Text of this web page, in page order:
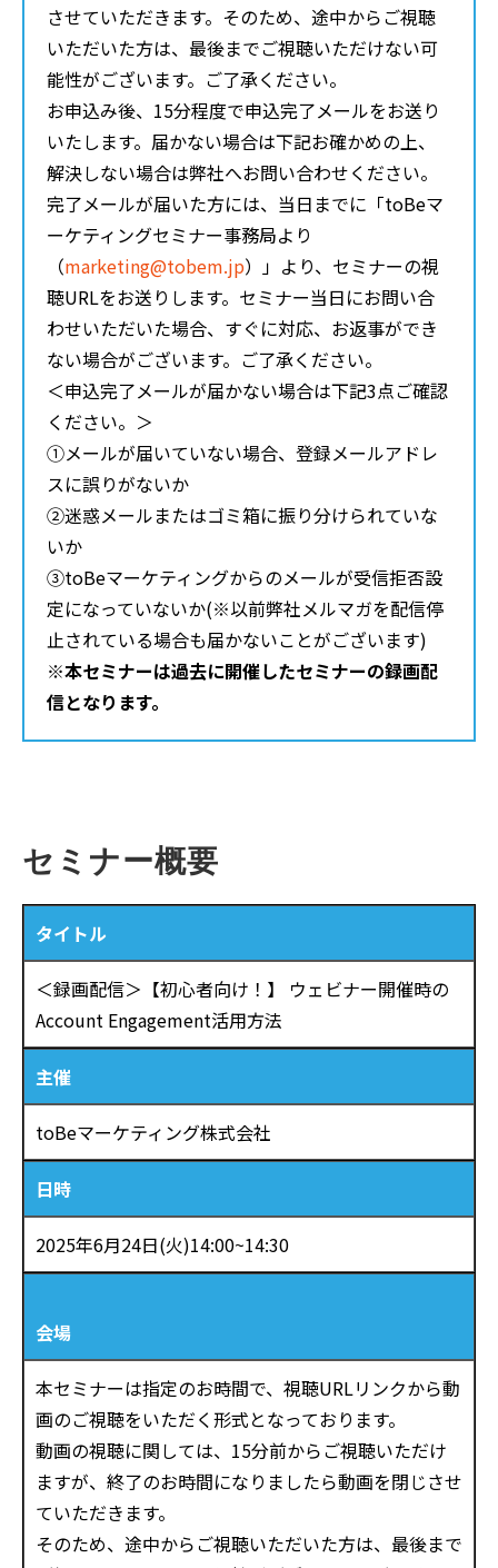
させていただきます。そのため、途中からご視聴
いただいた方は、最後までご視聴いただけない可
能性がございます。ご了承ください。
お申込み後、15分程度で申込完了メールをお送り
いたします。届かない場合は下記お確かめの上、
解決しない場合は弊社へお問い合わせください。
完了メールが届いた方には、当日までに「toBeマ
ーケティングセミナー事務局より
（marketing@tobem.jp）」より、セミナーの視
聴URLをお送りします。セミナー当日にお問い合
わせいただいた場合、すぐに対応、お返事ができ
ない場合がございます。ご了承ください。
＜申込完了メールが届かない場合は下記3点ご確認
ください。＞
①メールが届いていない場合、登録メールアドレ
スに誤りがないか
②迷惑メールまたはゴミ箱に振り分けられていな
いか
③toBeマーケティングからのメールが受信拒否設
定になっていないか(※以前弊社メルマガを配信停
止されている場合も届かないことがございます)
※本セミナーは過去に開催したセミナーの録画配
信となります。
セミナー概要
タイトル
＜録画配信＞【初心者向け！】 ウェビナー開催時の
Account Engagement活用方法
主催
toBeマーケティング株式会社
日時
2025年6月24日(火)14:00~14:30
会場
本セミナーは指定のお時間で、視聴URLリンクから動
画のご視聴をいただく形式となっております。
動画の視聴に関しては、15分前からご視聴いただけ
ますが、終了のお時間になりましたら動画を閉じさせ
ていただきます。
そのため、途中からご視聴いただいた方は、最後まで